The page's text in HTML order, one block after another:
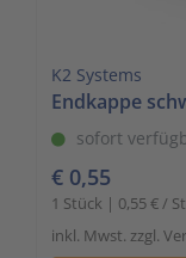
K2 Systems
Endkappe
sofort
€ 0,55
1 Stück | 0,55 € /
inkl. Mwst. zzgl.